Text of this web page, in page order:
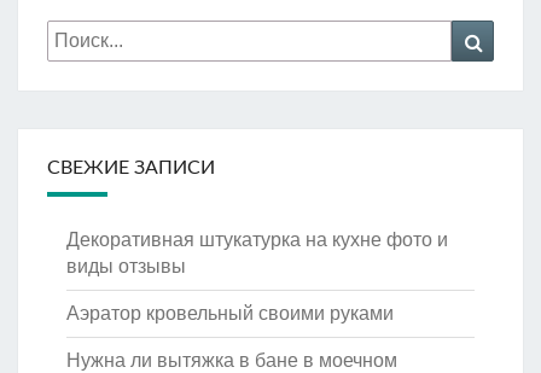
Искать:
СВЕЖИЕ ЗАПИСИ
Декоративная штукатурка на кухне фото и
виды отзывы
Аэратор кровельный своими руками
Нужна ли вытяжка в бане в моечном